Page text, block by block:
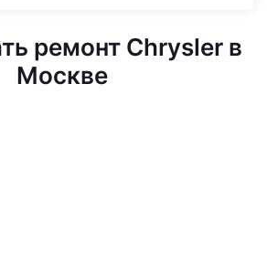
ремонт Chrysler в
Москве